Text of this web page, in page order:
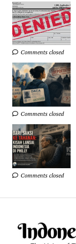
Comments closed
Comments closed
Comments closed